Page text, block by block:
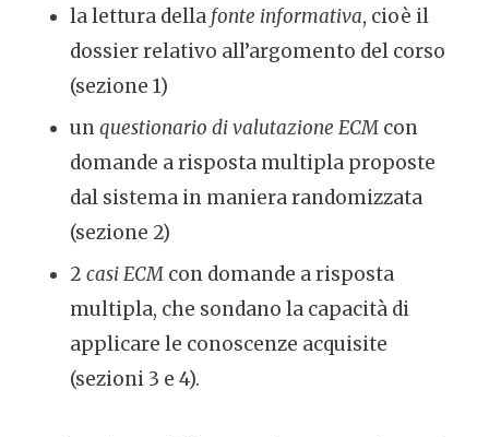
la lettura della fonte informativa, cioè il
dossier relativo all’argomento del corso
(sezione 1)
unquestionario di valutazione ECM con
domande a risposta multipla proposte
dal sistema in maniera randomizzata
(sezione 2)
2 casi ECM con domande a risposta
multipla, che sondano la capacità di
applicare le conoscenze acquisite
(sezioni 3 e 4).